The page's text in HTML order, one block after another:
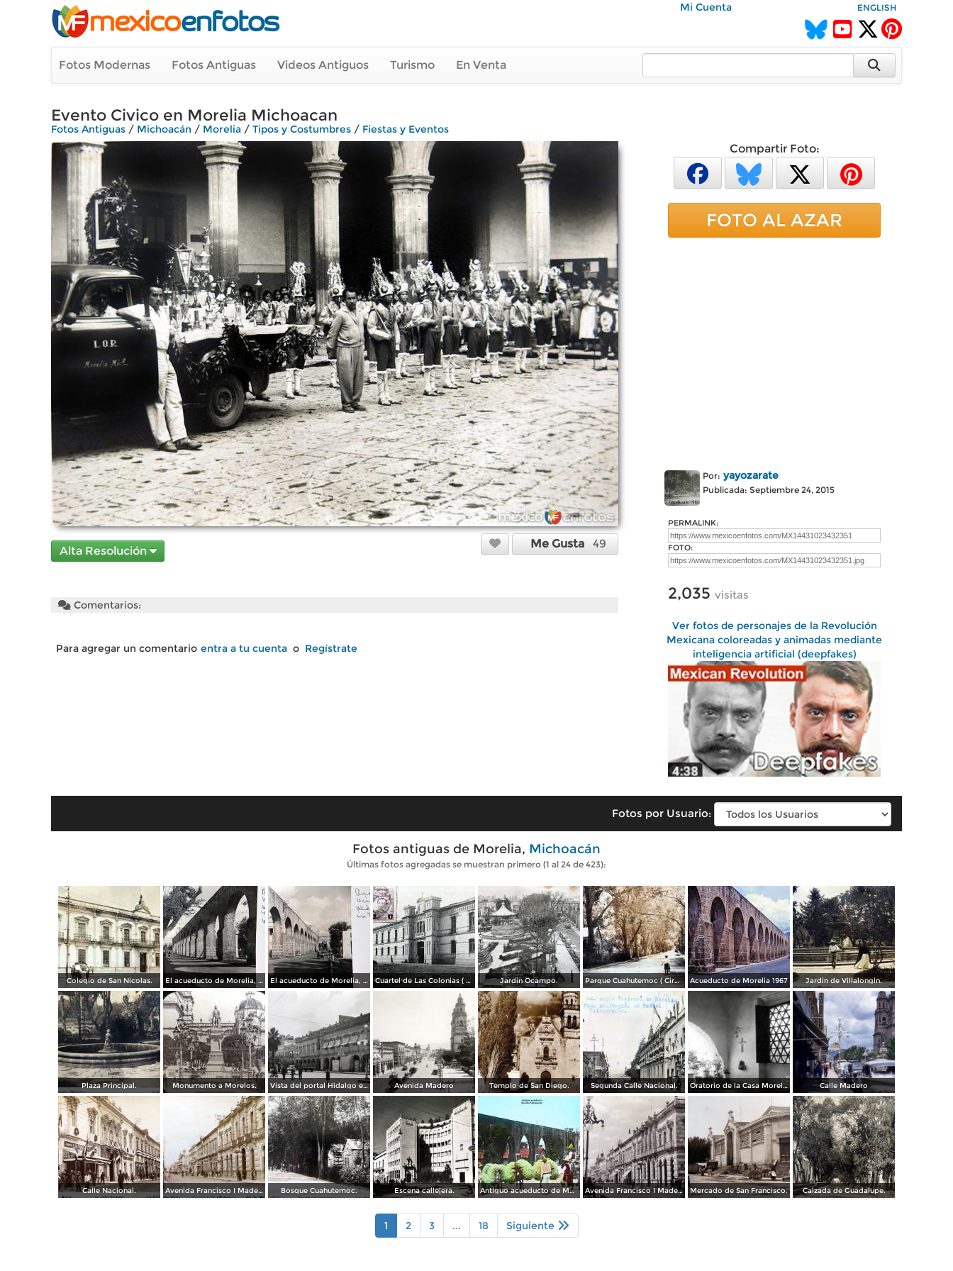
Mi Cuenta ENGLISH
Fotos Modernas Fotos Antiguas Videos Antiguos Turismo En Venta
Evento Civico en Morelia Michoacan
Fotos Antiguas / Michoacán / Morelia / Tipos y Costumbres / Fiestas y Eventos
Alta Resolución
Me Gusta 49
Comentarios:
Para agregar un comentario entra a tu cuenta o Regístrate
Compartir Foto:
FOTO AL AZAR
Por: yayozarate
Publicada: Septiembre 24, 2015
PERMALINK:
FOTO:
2,035 visitas
Ver fotos de personajes de la Revolución
Mexicana coloreadas y animadas mediante
inteligencia artificial (deepfakes)
Fotos por Usuario:
Fotos antiguas de Morelia, Michoacán
Últimas fotos agregadas se muestran primero (1 al 24 de 423):
Colegio de San Nicolas. El acueducto de Morelia, Michoacán El acueducto de Morelia, Michoacán Cuartel de Las Colonias ( Circulada el 1 de Abril de 1921 ). Jardin Ocampo. Parque Cuahutemoc ( Circulada el 24 de Junio de 1938 ). Acueducto de Morelia 1967 Jardin de Villalongin.
Plaza Principal. Monumento a Morelos. Vista del portal Hidalgo en Morelia Michoacán ( Circulada el 6 de Abril de 1957 ). Avenida Madero Templo de San Diego. Segunda Calle Nacional. Oratorio de la Casa Morelos Calle Madero
Calle Nacional. Avenida Francisco I Madero. Bosque Cuahutemoc. Escena callejera. Antiguo acueducto de Morelia Michoacán. Avenida Francisco I Madero. Mercado de San Francisco. Calzada de Guadalupe.
1 2 3 ... 18 Siguiente